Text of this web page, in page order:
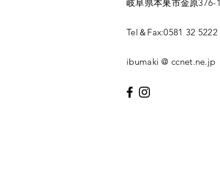
岐阜県本巣市金原376-1
Tel＆Fax:0581 32 5222
ibumaki @ ccnet.ne.jp